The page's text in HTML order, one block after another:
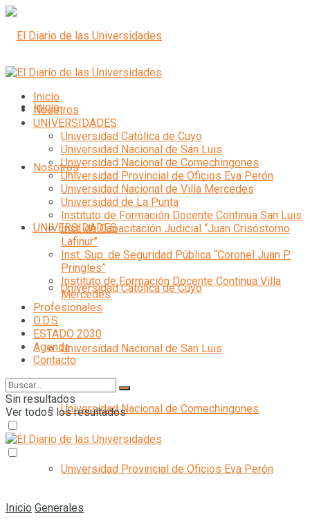
Inicio
Nosotros
UNIVERSIDADES
Universidad Católica de Cuyo
Universidad Nacional de San Luis
Universidad Nacional de Comechingones
Universidad Provincial de Oficios Eva Perón
Inicio
Nosotros
UNIVERSIDADES
Universidad Católica de Cuyo
Universidad Nacional de San Luis
Universidad Nacional de Comechingones
Universidad Provincial de Oficios Eva Perón
Universidad Nacional de Villa Mercedes
Universidad de La Punta
Instituto de Formación Docente Continua San Luis
Inst. de Capacitación Judicial “Juan Crisóstomo
Lafinur”
Inst. Sup. de Seguridad Pública “Coronel Juan P.
Pringles”
Instituto de Formación Docente Continua Villa
Mercedes
Profesionales
O.D.S
ESTADO 2030
Agenda
Contacto
Sin resultados
Ver todos los resultados
Inicio Generales